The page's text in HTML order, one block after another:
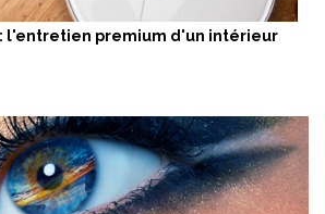
l'entretien premium d'un intérieur